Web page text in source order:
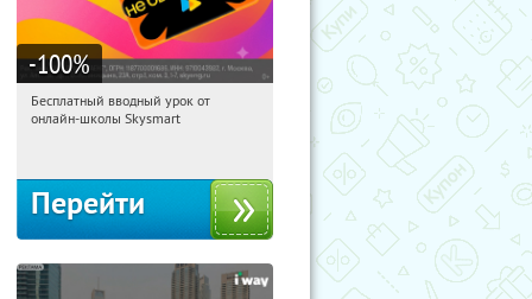
-100%
05:39:56
Получи первым!
Бесплатный вводный урок от
онлайн-школы Skysmart
Перейти